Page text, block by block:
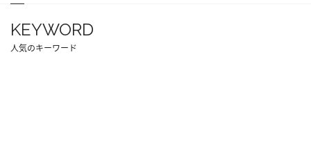
KEYWORD
人気のキーワード